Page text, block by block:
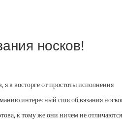
носков!
интересный способ вязания
к тому же они ничем не